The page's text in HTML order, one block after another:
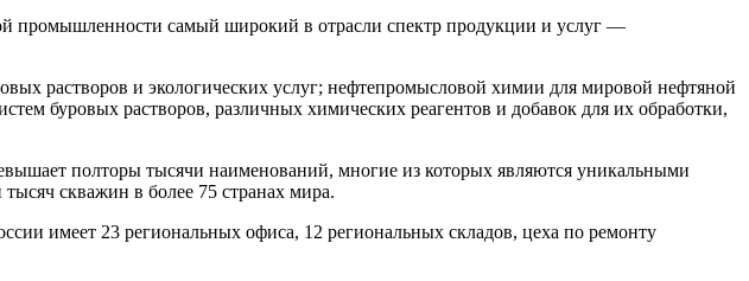
промышленности самый широкий в отрасли спектр продукции и услуг —
растворов и экологических услуг; нефтепромысловой химии для мировой нефтяной
буровых растворов, различных химических реагентов и добавок для их обработки,
полторы тысячи наименований, многие из которых являются уникальными
скважин в более 75 странах мира.
имеет 23 региональных офиса, 12 региональных складов, цеха по ремонту